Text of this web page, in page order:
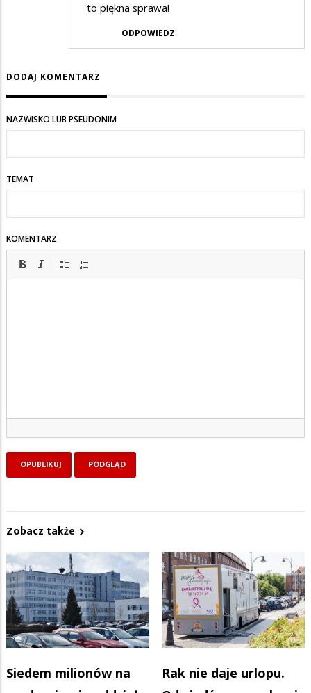
to piękna sprawa!
ODPOWIEDZ
DODAJ KOMENTARZ
NAZWISKO LUB PSEUDONIM
TEMAT
KOMENTARZ
Zobacz także
Siedem milionów na
Rak nie daje urlopu.